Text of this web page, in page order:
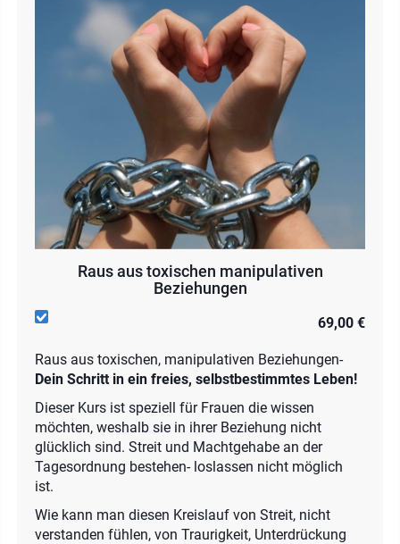
Raus aus toxischen manipulativen
Beziehungen
69,00 €
Raus aus toxischen, manipulativen Beziehungen-
Dein Schritt in ein freies, selbstbestimmtes Leben!
Dieser Kurs ist speziell für Frauen die wissen
möchten, weshalb sie in ihrer Beziehung nicht
glücklich sind. Streit und Machtgehabe an der
Tagesordnung bestehen- loslassen nicht möglich
ist.
Wie kann man diesen Kreislauf von Streit, nicht
verstanden fühlen, von Traurigkeit, Unterdrückung